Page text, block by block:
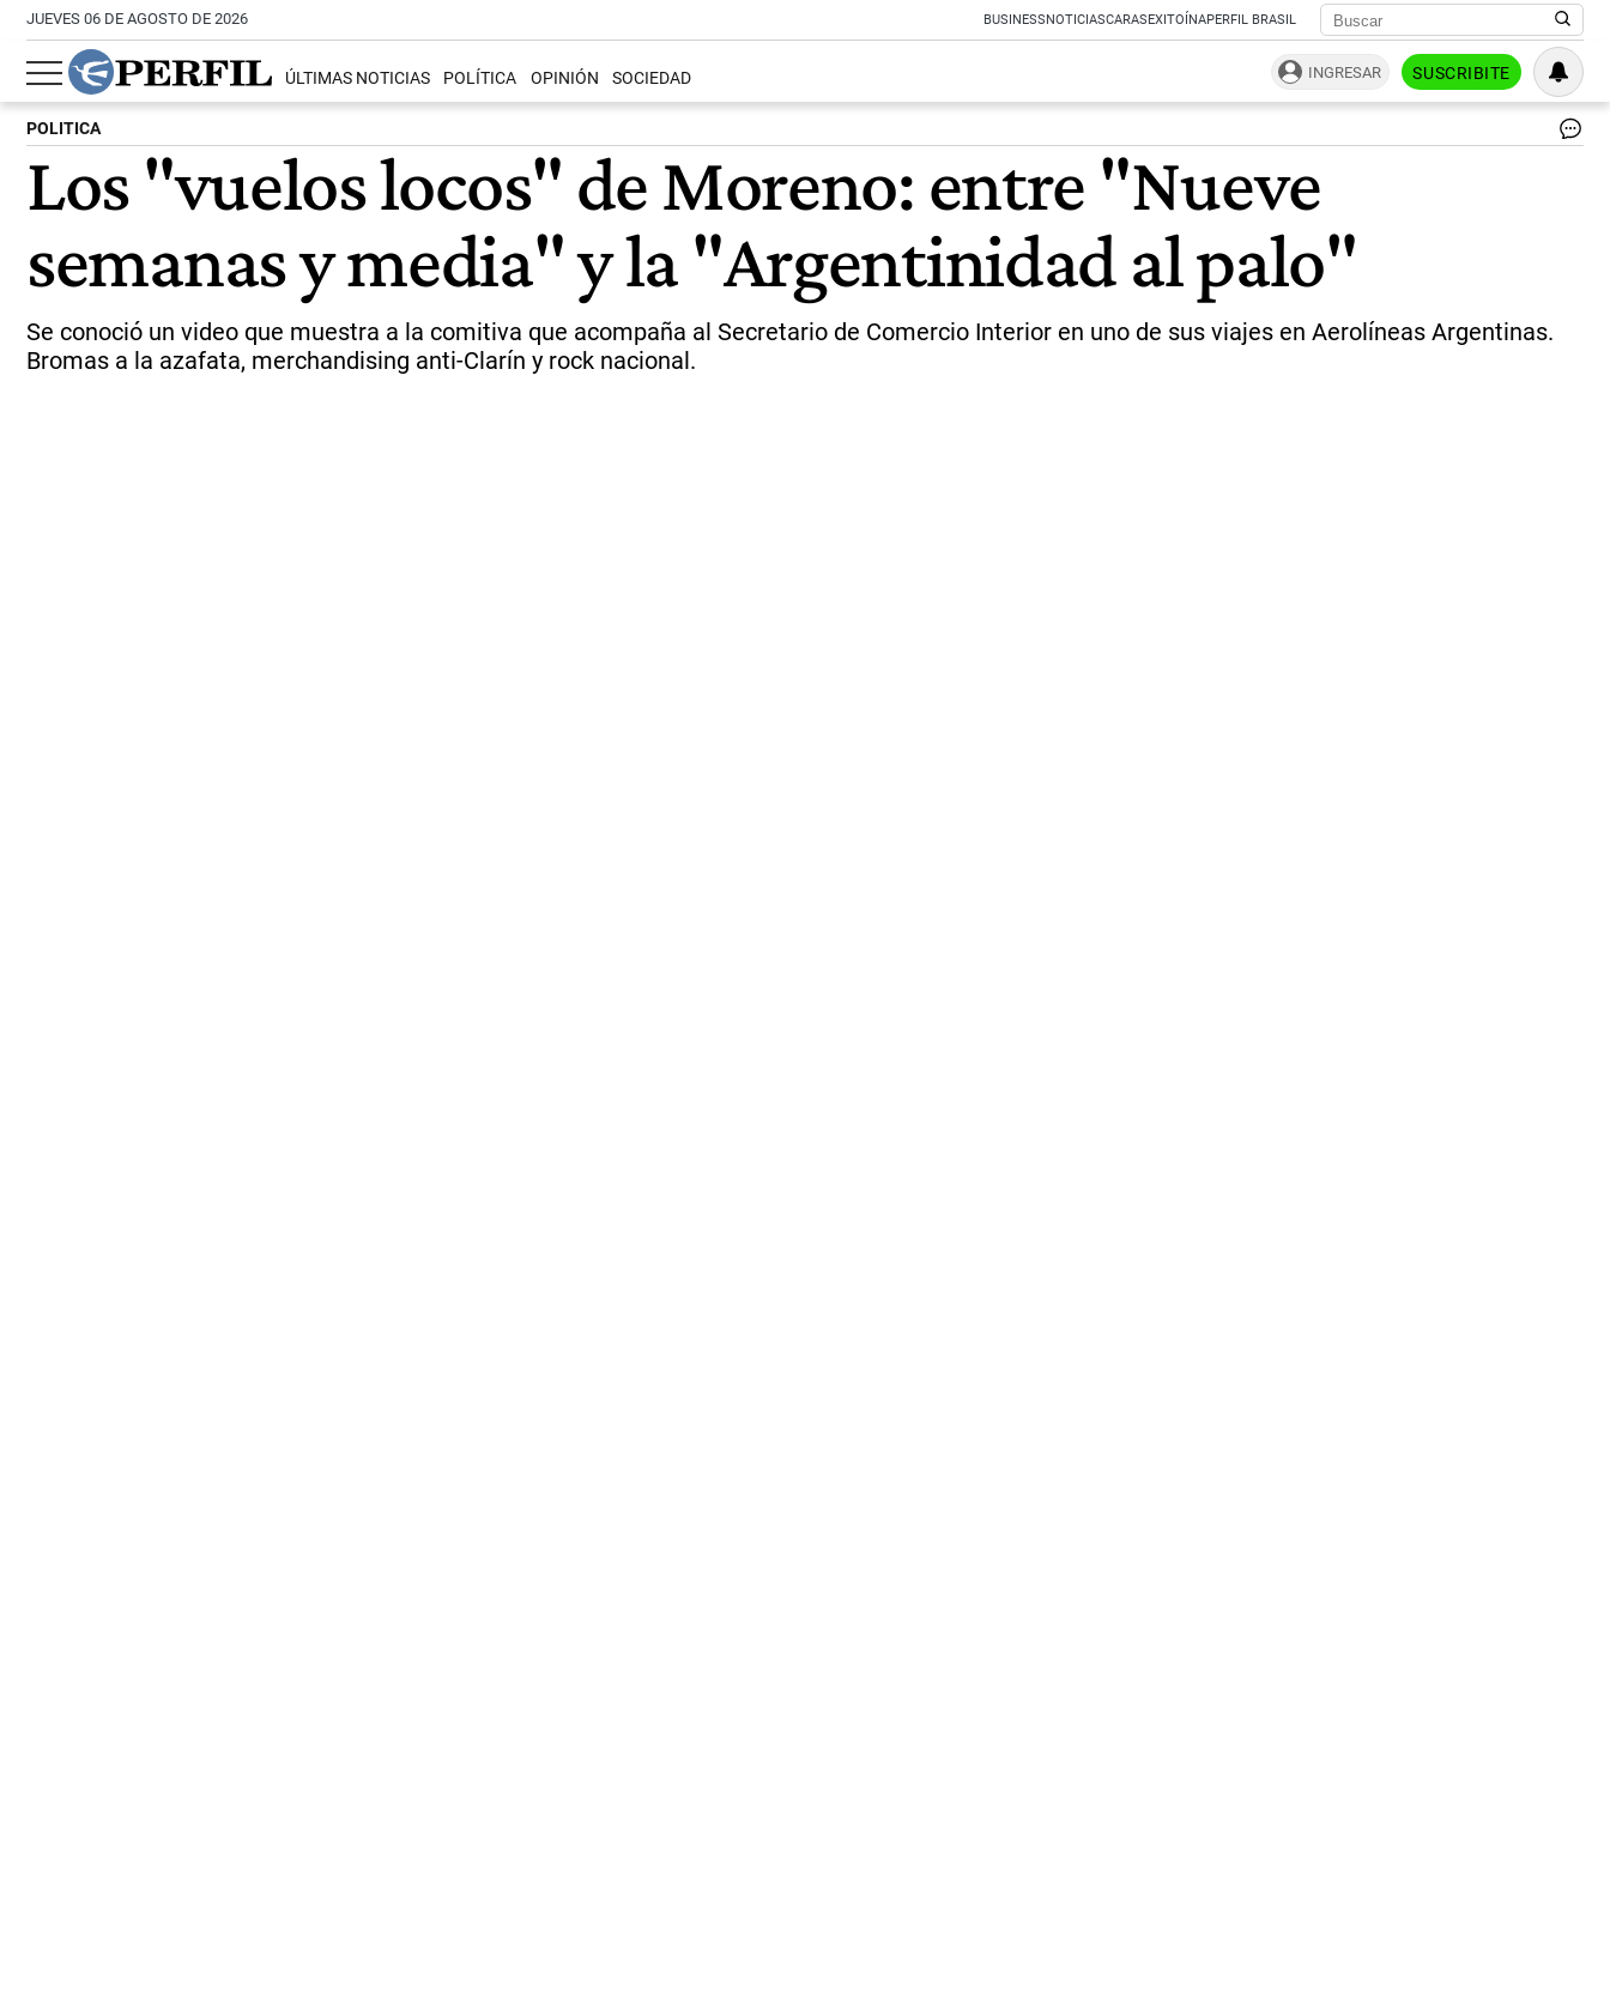
JUEVES 06 DE AGOSTO DE 2026 BUSINESSNOTICIASCARASEXITOÍNAPERFIL BRASIL
ÚLTIMAS NOTICIAS POLÍTICA OPINIÓN SOCIEDAD INGRESAR SUSCRIBITE
POLITICA
Los "vuelos locos" de Moreno: entre "Nueve
semanas y media" y la "Argentinidad al palo"
Se conoció un video que muestra a la comitiva que acompaña al Secretario de Comercio Interior en uno de sus viajes en Aerolíneas Argentinas.
Bromas a la azafata, merchandising anti-Clarín y rock nacional.